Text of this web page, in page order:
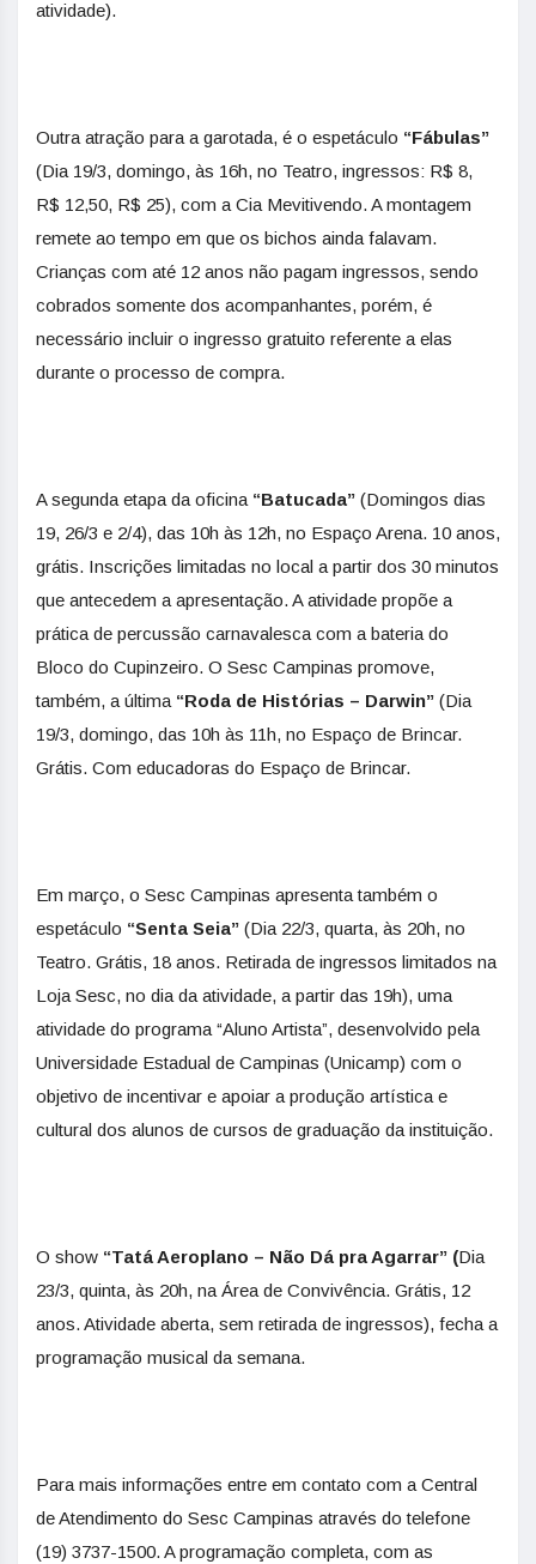
atividade).
Outra atração para a garotada, é o espetáculo “Fábulas”
(Dia 19/3, domingo, às 16h, no Teatro, ingressos: R$ 8,
R$ 12,50, R$ 25), com a Cia Mevitivendo. A montagem
remete ao tempo em que os bichos ainda falavam.
Crianças com até 12 anos não pagam ingressos, sendo
cobrados somente dos acompanhantes, porém, é
necessário incluir o ingresso gratuito referente a elas
durante o processo de compra.
A segunda etapa da oficina “Batucada” (Domingos dias
19, 26/3 e 2/4), das 10h às 12h, no Espaço Arena. 10 anos,
grátis. Inscrições limitadas no local a partir dos 30 minutos
que antecedem a apresentação. A atividade propõe a
prática de percussão carnavalesca com a bateria do
Bloco do Cupinzeiro. O Sesc Campinas promove,
também, a última “Roda de Histórias – Darwin” (Dia
19/3, domingo, das 10h às 11h, no Espaço de Brincar.
Grátis. Com educadoras do Espaço de Brincar.
Em março, o Sesc Campinas apresenta também o
espetáculo “Senta Seia” (Dia 22/3, quarta, às 20h, no
Teatro. Grátis, 18 anos. Retirada de ingressos limitados na
Loja Sesc, no dia da atividade, a partir das 19h), uma
atividade do programa “Aluno Artista”, desenvolvido pela
Universidade Estadual de Campinas (Unicamp) com o
objetivo de incentivar e apoiar a produção artística e
cultural dos alunos de cursos de graduação da instituição.
O show “Tatá Aeroplano – Não Dá pra Agarrar” (Dia
23/3, quinta, às 20h, na Área de Convivência. Grátis, 12
anos. Atividade aberta, sem retirada de ingressos), fecha a
programação musical da semana.
Para mais informações entre em contato com a Central
de Atendimento do Sesc Campinas através do telefone
(19) 3737-1500. A programação completa, com as